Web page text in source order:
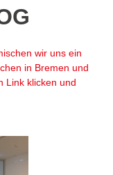
wir uns ein
in Bremen und
Link klicken und